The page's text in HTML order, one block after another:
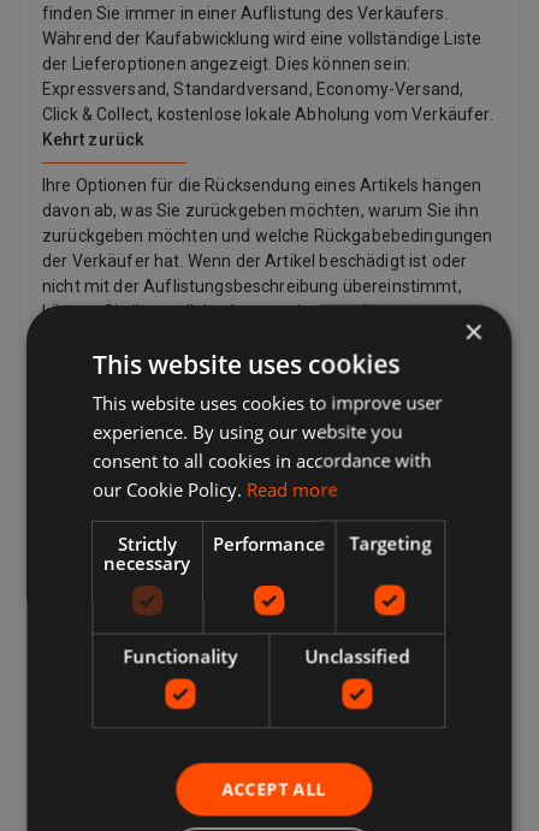
finden Sie immer in einer Auflistung des Verkäufers.
Während der Kaufabwicklung wird eine vollständige Liste
der Lieferoptionen angezeigt. Dies können sein:
Expressversand, Standardversand, Economy-Versand,
Click & Collect, kostenlose lokale Abholung vom Verkäufer.
Kehrt zurück
Ihre Optionen für die Rücksendung eines Artikels hängen
davon ab, was Sie zurückgeben möchten, warum Sie ihn
zurückgeben möchten und welche Rückgabebedingungen
der Verkäufer hat. Wenn der Artikel beschädigt ist oder
nicht mit der Auflistungsbeschreibung übereinstimmt,
können Sie ihn zurückgeben, auch wenn die
Rückgaberichtlinie des Verkäufers besagt, dass er keine
Rücksendungen akzeptiert. Wenn Sie Ihre Meinung
Sie dennoch eine Rücksendung anfordern, der Verkäufer
muss diese jedoch nicht akzeptieren. Wenn der Käufer
seine Meinung zu einem Kauf ändert und einen Artikel
zurückgeben möchte, muss er möglicherweise die
Rückgabebedingungen des Verkäufers. Verkäufer können
dem Käufer eine Rücksendeadresse und zusätzliche
Rücksendeportoinformationen zur Verfügung stellen.
Verkäufer zahlen für das Rückporto, wenn es ein Problem
mit dem Artikel gibt. Wenn der Artikel beispielsweise nicht
mit der Auflistungsbeschreibung übereinstimmt,
beschädigt oder defekt ist oder gefälscht ist. Laut Gesetz
haben Kunden in der Europäischen Union auch das Recht,
Tag zu stornieren, an dem Sie die letzte von Ihnen
bestellte Ware erhalten, oder ein von Ihnen angegebener
Dritter (außer dem Spediteur) (falls separat geliefert).
×
This website uses cookies
This website uses cookies to improve user
experience. By using our website you
consent to all cookies in accordance with
our Cookie Policy. Read more
Strictly
necessary
Performance Targeting
Functionality Unclassified
ACCEPT ALL